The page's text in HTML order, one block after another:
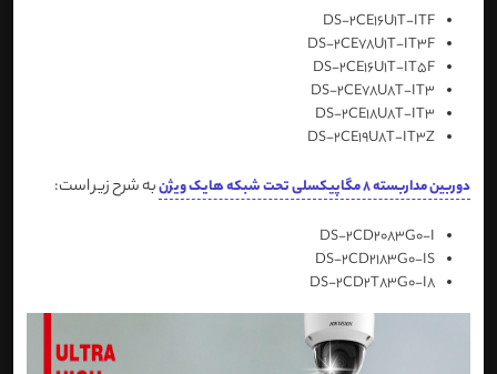
DS-2CE16U1T-ITF
DS-2CE78U1T-IT3F
DS-2CE16U1T-IT5F
DS-2CE78U8T-IT3
DS-2CE18U8T-IT3
DS-2CE19U8T-IT3Z
دوربین مداربسته 8 مگاپیکسلی تحت شبکه هایک ویژن به شرح زیر است:
DS-2CD2083G0-I
DS-2CD2183G0-IS
DS-2CD2T83G0-I8